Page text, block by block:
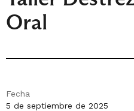
Oral
Fecha
5 de septiembre de 2025